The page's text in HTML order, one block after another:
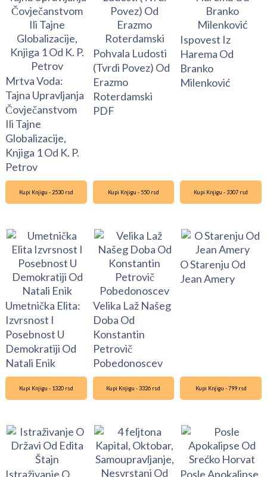
Mrtva Voda:
Tajna Upravljanja
Čovječanstvom
Ili Tajne
Globalizacije,
Knjiga 1 Od K. P.
Petrov
Pohvala Ludosti
(Tvrdi Povez) Od
Erazmo
Roterdamski
PDF
Ispovest Iz
Harema Od
Branko
Milenković
Kupi Knjigu - 2530 rsd
Umetnička Elita:
Izvrsnost I
Posebnost U
Demokratiji Od
Natali Enik
Kupi Knjigu - 550 rsd
Velika Laž Našeg
Doba Od
Konstantin
Petrovič
Pobedonoscev
Kupi Knjigu - 3307 rsd
O Starenju Od
Jean Amery
Kupi Knjigu - 1320 rsd
Istraživanje O
Kupi Knjigu - 3326 rsd Kupi Knjigu - 799 rsd
Posle Apokalipse